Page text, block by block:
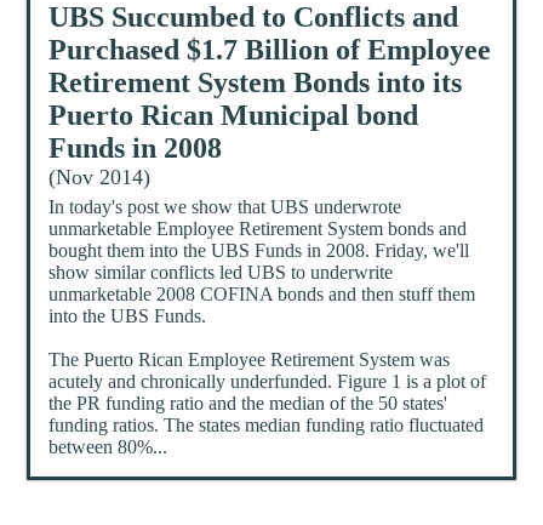
UBS Succumbed to Conflicts and
Purchased $1.7 Billion of Employee
Retirement System Bonds into its
Puerto Rican Municipal bond
Funds in 2008
(Nov 2014)
In today's post we show that UBS underwrote
unmarketable Employee Retirement System bonds and
bought them into the UBS Funds in 2008. Friday, we'll
show similar conflicts led UBS to underwrite
unmarketable 2008 COFINA bonds and then stuff them
into the UBS Funds.
The Puerto Rican Employee Retirement System was
acutely and chronically underfunded. Figure 1 is a plot of
the PR funding ratio and the median of the 50 states'
funding ratios. The states median funding ratio fluctuated
between 80%...